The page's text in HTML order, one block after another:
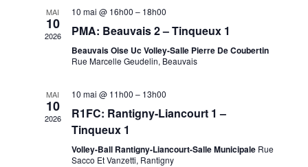
de
MAI
10
2026
10 mai @ 16h00 – 18h00
PMA: Beauvais 2 – Tinqueux 1
Beauvais Oise Uc Volley-Salle Pierre De Coubertin
Rue Marcelle Geudelin, Beauvais
MAI
10
2026
10 mai @ 11h00 – 13h00
R1FC: Rantigny-Liancourt 1 –
Tinqueux 1
Volley-Ball Rantigny-Liancourt-Salle Municipale Rue
Sacco Et Vanzetti, Rantigny